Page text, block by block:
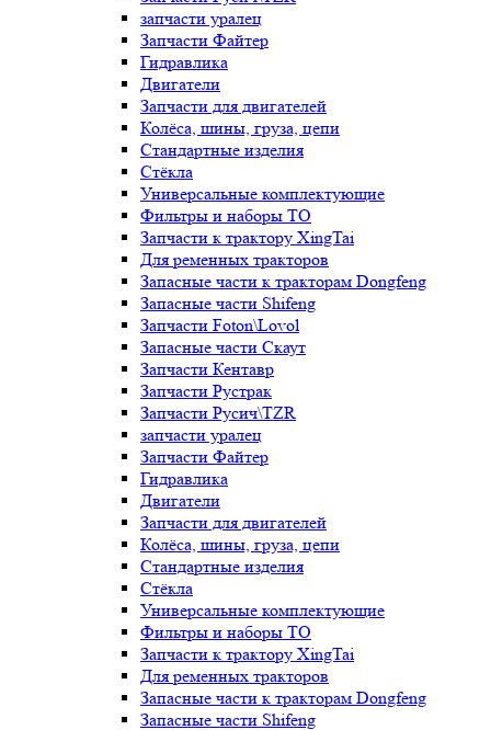
запчасти уралец
Запчасти Файтер
Гидравлика
Двигатели
Запчасти для двигателей
Колёса, шины, груза, цепи
Стандартные изделия
Стёкла
Универсальные комплектующие
Фильтры и наборы ТО
Запчасти к трактору XingTai
Для ременных тракторов
Запасные части к тракторам Dongfeng
Запасные части Shifeng
Запчасти Foton\Lovol
Запасные части Скаут
Запчасти Кентавр
Запчасти Рустрак
Запчасти Русич\TZR
запчасти уралец
Запчасти Файтер
Гидравлика
Двигатели
Запчасти для двигателей
Колёса, шины, груза, цепи
Стандартные изделия
Стёкла
Универсальные комплектующие
Фильтры и наборы ТО
Запчасти к трактору XingTai
Для ременных тракторов
Запасные части к тракторам Dongfeng
Запасные части Shifeng